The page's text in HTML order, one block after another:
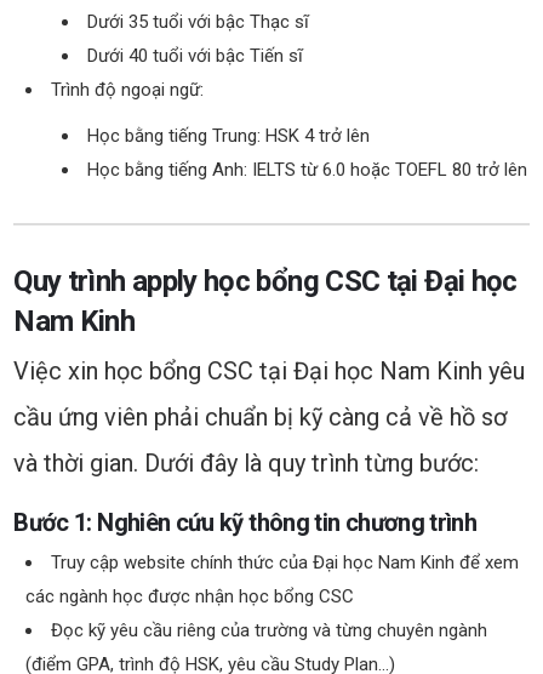
Dưới 35 tuổi với bậc Thạc sĩ
Dưới 40 tuổi với bậc Tiến sĩ
Trình độ ngoại ngữ:
Học bằng tiếng Trung: HSK 4 trở lên
Học bằng tiếng Anh: IELTS từ 6.0 hoặc TOEFL 80 trở lên
Quy trình apply học bổng CSC tại Đại học
Nam Kinh
Việc xin học bổng CSC tại Đại học Nam Kinh yêu
cầu ứng viên phải chuẩn bị kỹ càng cả về hồ sơ
và thời gian. Dưới đây là quy trình từng bước:
Bước 1: Nghiên cứu kỹ thông tin chương trình
Truy cập website chính thức của Đại học Nam Kinh để xem
các ngành học được nhận học bổng CSC
Đọc kỹ yêu cầu riêng của trường và từng chuyên ngành
(điểm GPA, trình độ HSK, yêu cầu Study Plan…)